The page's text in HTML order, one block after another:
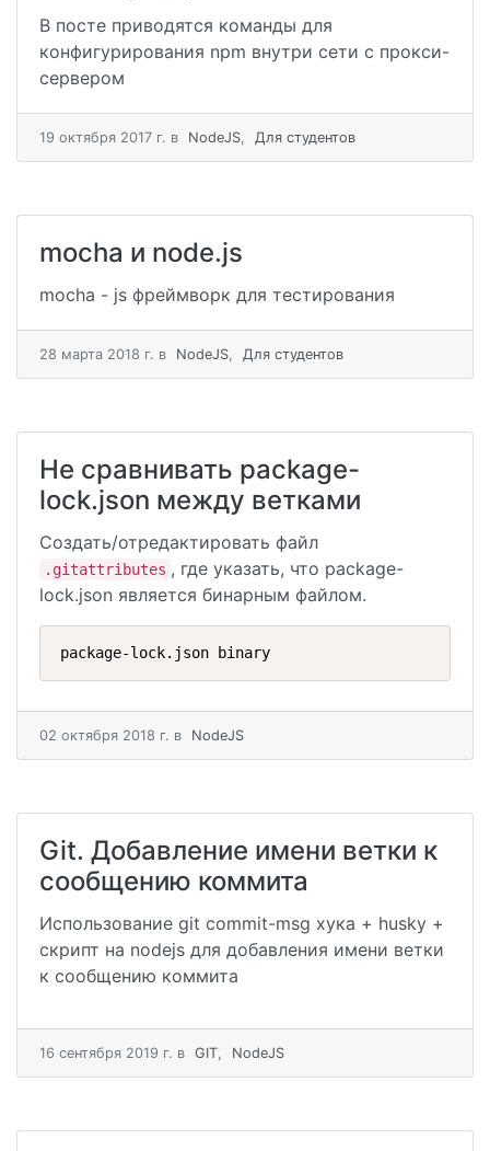
В посте приводятся команды для
конфигурирования npm внутри сети с прокси-
сервером
19 октября 2017 г. в NodeJS, Для студентов
mocha и node.js
mocha - js фреймворк для тестирования
28 мартa 2018 г. в NodeJS, Для студентов
Не сравнивать package-
lock.json между ветками
Создать/отредактировать файл
.gitattributes , где указать, что package-
lock.json является бинарным файлом.
package-lock.json binary
02 октября 2018 г. в NodeJS
Git. Добавление имени ветки к
сообщению коммита
Использование git commit-msg хука + husky +
скрипт на nodejs для добавления имени ветки
к сообщению коммита
16 сентября 2019 г. в GIT, NodeJS